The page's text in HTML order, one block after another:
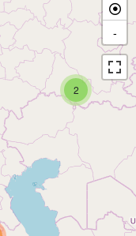
2
-